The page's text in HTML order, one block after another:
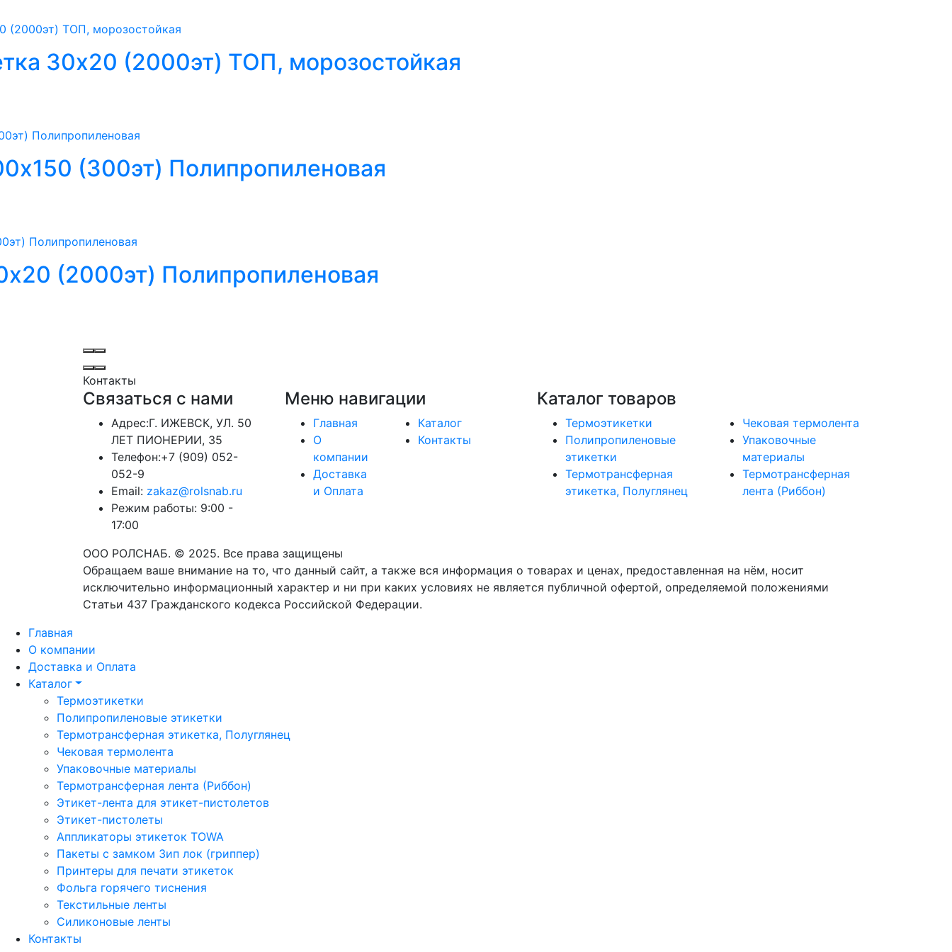
30х20 (2000эт) ТОП, морозостойкая
(300эт) Полипропиленовая
(2000эт) Полипропиленовая
Контакты
Связаться с нами
Адрес:Г. ИЖЕВСК, УЛ. 50
ЛЕТ ПИОНЕРИИ, 35
Телефон:+7 (909) 052-
052-9
Email: zakaz@rolsnab.ru
Режим работы: 9:00 -
17:00
Меню навигации
Главная
О
компании
Доставка
и Оплата
Каталог
Контакты
Каталог товаров
Термоэтикетки
Полипропиленовые
этикетки
Термотрансферная
этикетка, Полуглянец
Чековая термолента
Упаковочные
материалы
Термотрансферная
лента (Риббон)
ООО РОЛСНАБ. © 2025. Все права защищены
Обращаем ваше внимание на то, что данный сайт, а также вся информация о товарах и ценах, предоставленная на нём, носит
исключительно информационный характер и ни при каких условиях не является публичной офертой, определяемой положениями
Статьи 437 Гражданского кодекса Российской Федерации.
Главная
О компании
Доставка и Оплата
Каталог
Термоэтикетки
Полипропиленовые этикетки
Термотрансферная этикетка, Полуглянец
Чековая термолента
Упаковочные материалы
Термотрансферная лента (Риббон)
Этикет-лента для этикет-пистолетов
Этикет-пистолеты
Аппликаторы этикеток TOWA
Пакеты с замком Зип лок (гриппер)
Принтеры для печати этикеток
Фольга горячего тиснения
Текстильные ленты
Силиконовые ленты
Контакты